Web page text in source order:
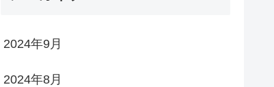
2024年9月
2024年8月